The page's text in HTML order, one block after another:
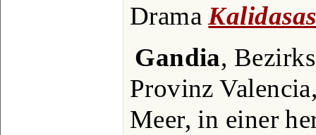
DramaKalidasas
Gandia,
Provinz
Meer, in einer